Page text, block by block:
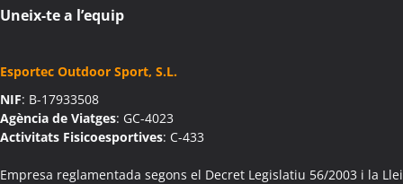
Activitats Teambuilding Empreses Aiguaviva
Activitats Teambuilding Empreses Aín
Activitats Família Amics Aín
Colònies Escolars Aín
Activitats Teambuilding Empreses Aitona
Activitats Família Amics Aitona
Uneix-te a l’equip
Esportec Outdoor Sport, S.L.
NIF: B-17933508
Agència de Viatges: GC-4023
Activitats Fisicoesportives: C-433
Empresa reglamentada segons el Decret Legislatiu 56/2003 i la Llei